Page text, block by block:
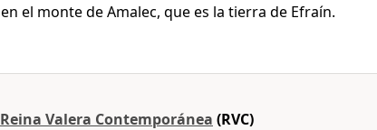
en el monte de Amalec, que es la tierra de Efraín.
Reina Valera Contemporánea (RVC)